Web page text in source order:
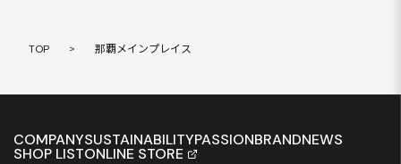
TOP > 那覇メインプレイス
COMPANYSUSTAINABILITYPASSIONBRANDNEWS
SHOP LISTONLINE STORE